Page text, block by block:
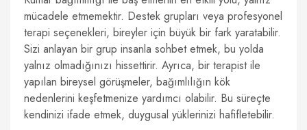
mücadele etmemektir. Destek grupları veya profesyonel
terapi seçenekleri, bireyler için büyük bir fark yaratabilir.
Sizi anlayan bir grup insanla sohbet etmek, bu yolda
yalnız olmadığınızı hissettirir. Ayrıca, bir terapist ile
yapılan bireysel görüşmeler, bağımlılığın kök
nedenlerini keşfetmenize yardımcı olabilir. Bu süreçte
kendinizi ifade etmek, duygusal yüklerinizi hafifletebilir.